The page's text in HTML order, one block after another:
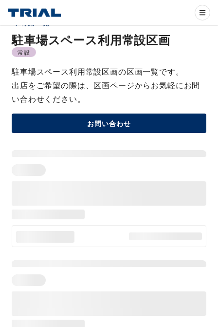
駐車場スペース利用常設区画
常設
駐車場スペース利用常設区画の区画一覧です。
出店をご希望の際は、区画ページからお気軽にお問
い合わせください。
お問い合わせ